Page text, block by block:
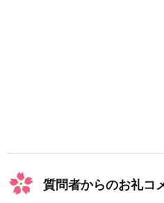
質問者からのお礼コ